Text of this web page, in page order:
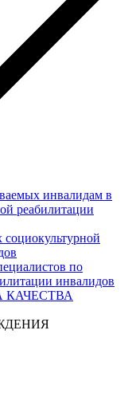
инвалидам в
реабилитации
по
инвалидов